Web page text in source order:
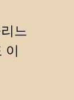
느
이